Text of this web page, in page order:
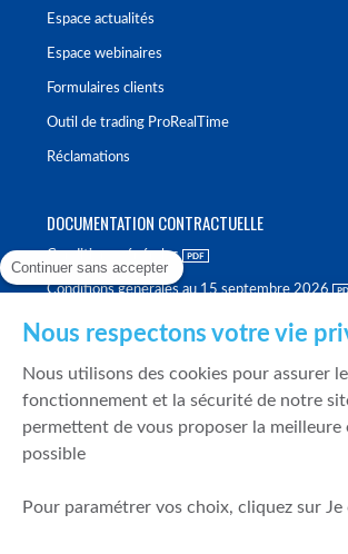
Espace actualités
Espace webinaires
Formulaires clients
Outil de trading ProRealTime
Réclamations
DOCUMENTATION CONTRACTUELLE
Conditions générales
Conditions générales au 15 septembre 2026
Politique de meilleure sélection
Politique de durabilité
Fonds de garantie des dépôts et de résolution
Continuer sans accepter
Nous respectons votre vie
Nous utilisons des cookies pour assurer
fonctionnement et la sécurité de notre
permettent de vous proposer la meilleure
possible
Pour paramétrer vos choix, cliquez sur Je